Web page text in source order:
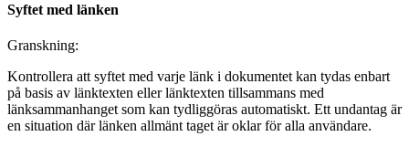
Syftet med länken
Granskning:
Kontrollera att syftet med varje länk i dokumentet kan tydas enbart
på basis av länktexten eller länktexten tillsammans med
länksammanhanget som kan tydliggöras automatiskt. Ett undantag är
en situation där länken allmänt taget är oklar för alla användare.